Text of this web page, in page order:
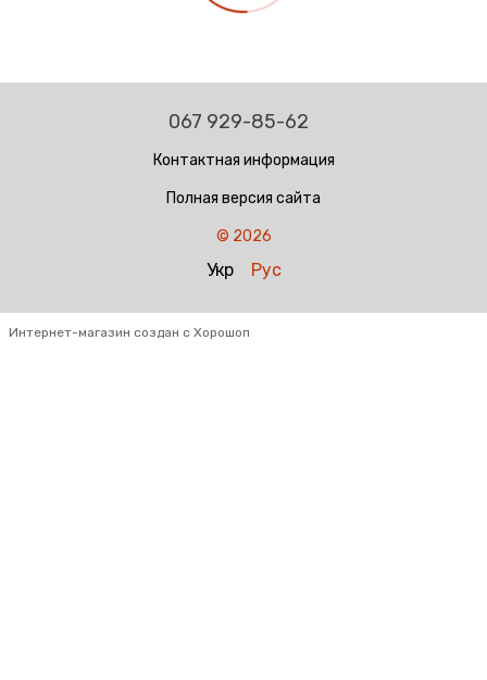
067 929-85-62
Контактная информация
Полная версия сайта
© 2026
Укр Рус
Интернет-магазин создан с Хорошоп